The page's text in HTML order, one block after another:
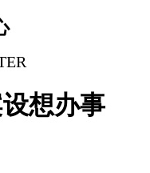
想办事